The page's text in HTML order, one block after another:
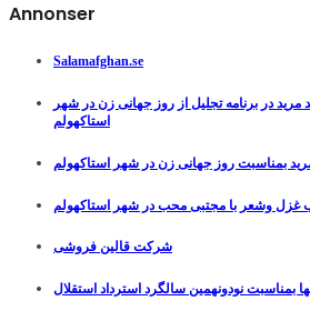
Annonser
Salamafghan.se
در برنامه تجلیل از روز جهانی زن در شهر
استاکهولم
بمناسبت روز جهانی زن در شهر استاکهولم
وشعر با مجتبی محب در شهر استاکهولم
شرکت قالین فروشی
بمناسبت نودونهمین سالگرد استرداد استقلال